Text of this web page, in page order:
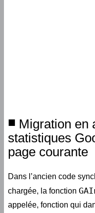
Migration en
statistiques
page courante
Dans l’ancien code
chargée, la fonction
appelée, fonction qui